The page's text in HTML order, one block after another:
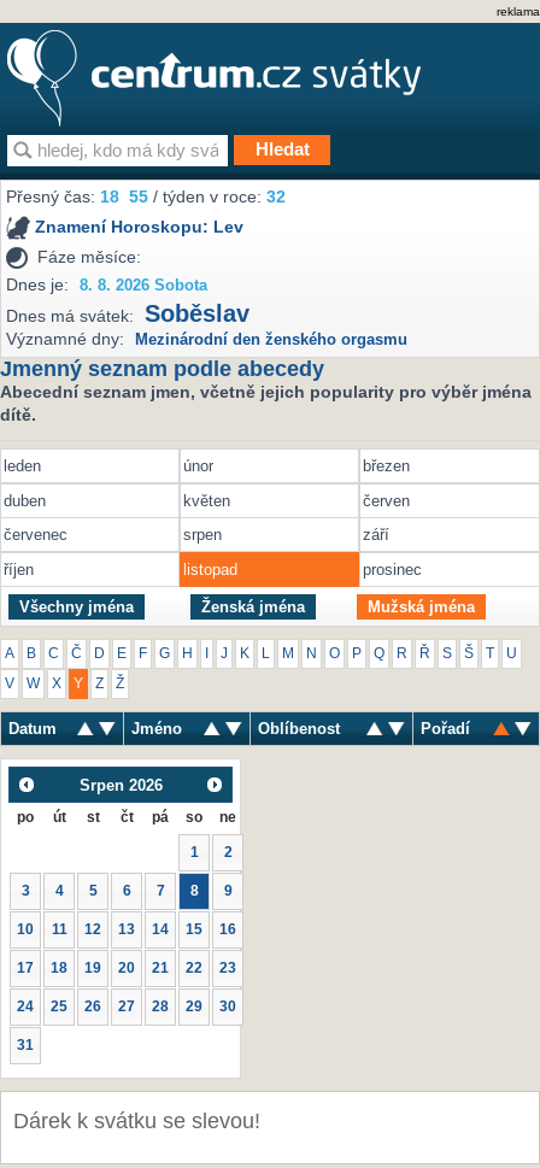
reklama
Přesný čas:18 55 / týden v roce:32
Znamení Horoskopu: Lev
Fáze měsíce:
Dnes je:
8. 8. 2026 Sobota
Dnes má svátek: Soběslav
Významné dny: Mezinárodní den ženského orgasmu
Jmenný seznam podle abecedy
Abecední seznam jmen, včetně jejich popularity pro výběr jména
dítě.
leden únor
březen
duben
květen
červen
červenec
srpen
září
říjen
listopad prosinec
Všechny jména Ženská jména Mužská jména
A B C Č D E F G H J K M N O P Q R Ř S Š U
V W X Y Z Ž
Datum Jméno Oblíbenost Pořadí
Srpen 2026
po út st čt pá so ne
1 2
3 4 5 6 7 8 9
10 11 12 13 14 15 16
17 18 19 20 21 22 23
24 25 26 27 28 29 30
31
Dárek k svátku se slevou!